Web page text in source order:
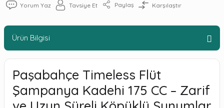
Yorum Yaz Tavsiye Et Paylaş Karşılaştır
Ürün Bilgisi
Paşabahçe Timeless Flüt
Şampanya Kadehi 175 CC – Zarif